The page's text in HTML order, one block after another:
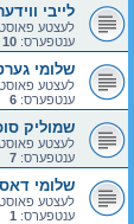
לייבי
לעצטע
ענטפערס: 10
שלומי
לעצטע
ענטפערס: 6
שמוליק
לעצטע
ענטפערס: 7
שלומי
לעצטע
ענטפערס: 1